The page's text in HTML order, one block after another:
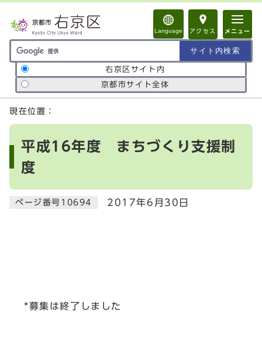
Language アクセス メニュー
サイト内検索の範囲
右京区サイト内
京都市サイト全体
ここから本文です
現在位置：
平成16年度 まちづくり支援制
度
ページ番号10694 2017年6月30日
*募集は終了しました